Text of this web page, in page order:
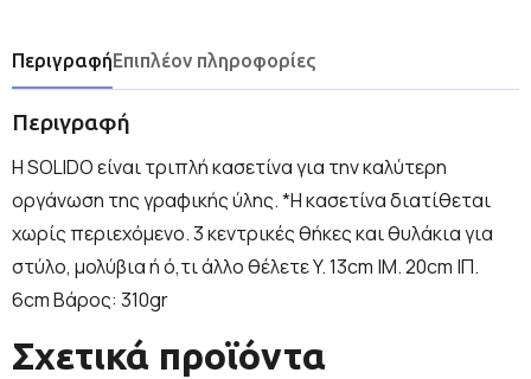
ΠεριγραφήΕπιπλέον πληροφορίες
Περιγραφή
H SOLIDO είναι τριπλή κασετίνα για την καλύτερη
οργάνωση της γραφικής ύλης. *Η κασετίνα διατίθεται
χωρίς περιεχόμενο. 3 κεντρικές θήκες και θυλάκια για
στύλο, μολύβια ή ό,τι άλλο θέλετε Y. 13cm |Μ. 20cm |Π.
6cm Βάρος: 310gr
Σχετικά προϊόντα